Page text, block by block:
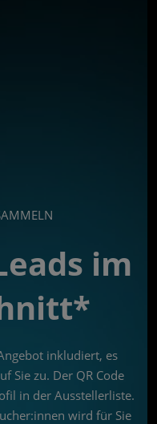
im
inkludiert, es
Sie zu. Der QR Code
in der Ausstellerliste.
wird für Sie